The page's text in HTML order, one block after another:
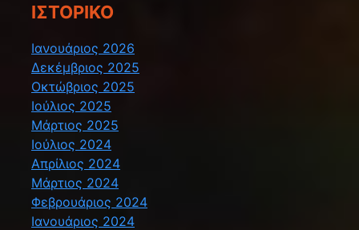
ΙΣΤΟΡΙΚΌ
Ιανουάριος 2026
Δεκέμβριος 2025
Οκτώβριος 2025
Ιούλιος 2025
Μάρτιος 2025
Ιούλιος 2024
Απρίλιος 2024
Μάρτιος 2024
Φεβρουάριος 2024
Ιανουάριος 2024